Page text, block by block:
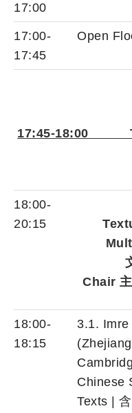
17:00
17:00-
17:45
Open
17:45-18:00
18:00-
20:15
Chair
18:00-
18:15
3.1. Imre
Chinese
Texts |